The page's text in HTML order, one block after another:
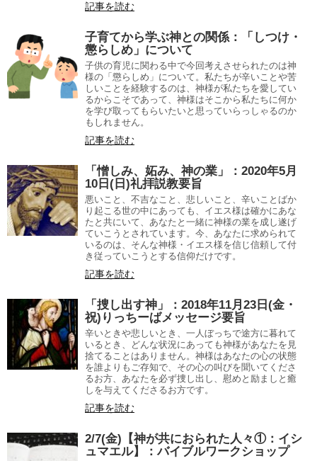
記事を読む
子育てから学ぶ神との関係：「しつけ・
懲らしめ」について
子供の育児に関わる中で今回考えさせられたのは神
様の「懲らしめ」について。私たちが辛いことや苦
しいことを経験するのは、神様が私たちを愛してい
るからこそであって、神様はそこから私たちに何か
を学び取ってもらいたいと思っていらっしゃるのか
もしれません。
記事を読む
「憎しみ、妬み、神の業」：2020年5月
10日(日)礼拝説教要旨
悪いこと、不吉なこと、悲しいこと、辛いことばか
り起こる世の中にあっても、イエス様は確かにあな
たと共にいて、あなたと一緒に神様の業を成し遂げ
ていこうとされています。今、あなたに求められて
いるのは、そんな神様・イエス様を信じ信頼して付
き従っていこうとする信仰だけです。
記事を読む
「捜し出す神」：2018年11月23日(金・
祝)りっちーばメッセージ要旨
辛いときや悲しいとき、一人ぼっちで途方に暮れて
いるとき、どんな状況にあっても神様があなたを見
捨てることはありません。神様はあなたの心の状態
を誰よりもご存知で、その心の叫びを聞いてくださ
るお方、あなたを必ず捜し出し、慰めと励ましと癒
しを与えてくださるお方です。
記事を読む
2/7(金)【神が共におられた人々①：イシ
ュマエル】：バイブルワークショップ